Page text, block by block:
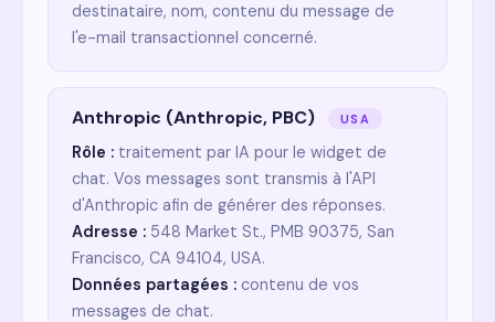
destinataire, nom, contenu du message de
l'e-mail transactionnel concerné.
Anthropic (Anthropic, PBC) USA
Rôle : traitement par IA pour le widget de
chat. Vos messages sont transmis à l'API
d'Anthropic afin de générer des réponses.
Adresse : 548 Market St., PMB 90375, San
Francisco, CA 94104, USA.
Données partagées : contenu de vos
messages de chat.